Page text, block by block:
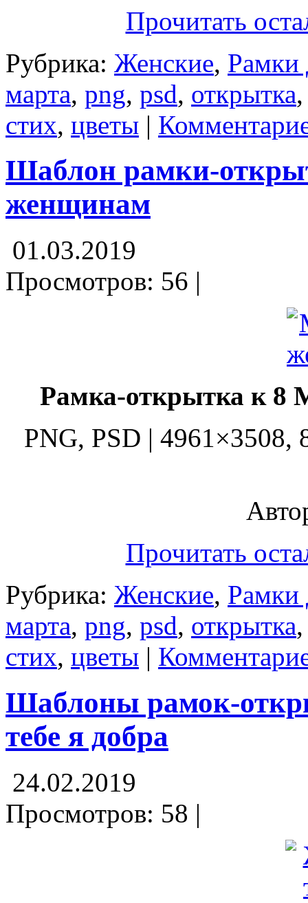
Прочитать
Рубрика: Женские, Рамки
марта, png, psd, открытка
стих, цветы |
Шаблон рамки-
женщинам
01.03.2019
Просмотров: 56 |
Рамка-открытка к
PNG, PSD | 4961×3508,
Прочитать
Рубрика: Женские, Рамки
марта, png, psd, открытка
стих, цветы |
Шаблоны рамок-
тебе я добра
24.02.2019
Просмотров: 58 |